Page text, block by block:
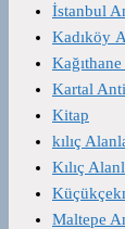
İstanbul
Kadıköy
Kartal
Kitap
kılıç
Kılıç
Maltepe